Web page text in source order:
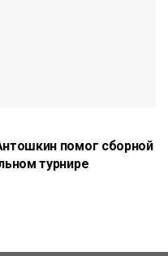
помог сборной
турнире